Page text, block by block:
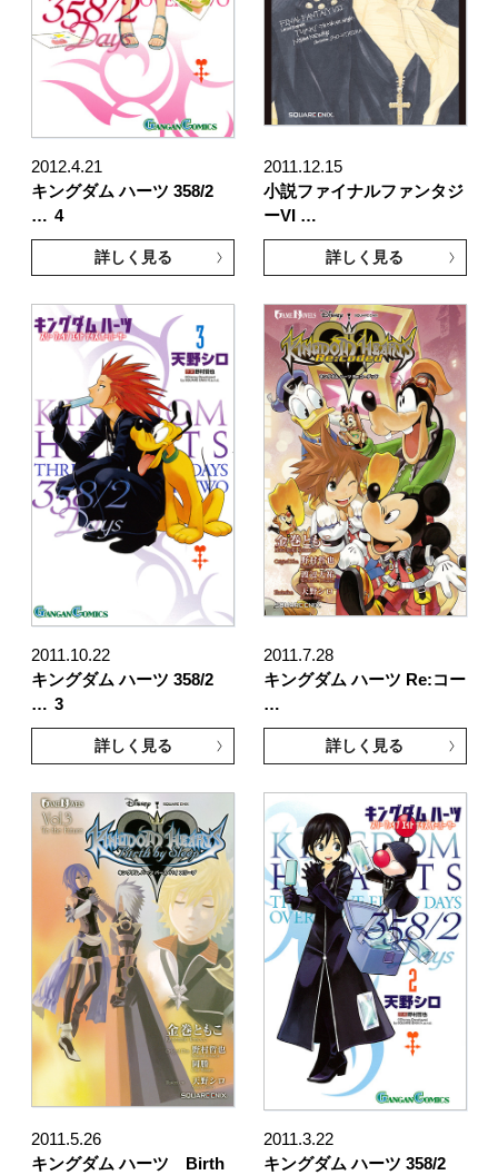
2012.4.21
キングダム ハーツ 358/2
… 4
詳しく見る
2011.12.15
小説ファイナルファンタジ
ーVI …
詳しく見る
2011.10.22
キングダム ハーツ 358/2
… 3
詳しく見る
2011.7.28
キングダム ハーツ Re:コー
…
詳しく見る
2011.5.26
キングダム ハーツ Birth
2011.3.22
キングダム ハーツ 358/2